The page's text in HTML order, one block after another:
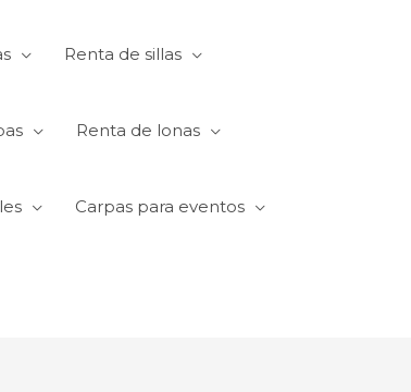
Renta de sillas
Renta de lonas
Carpas para eventos